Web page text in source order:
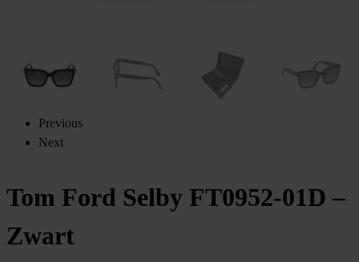
Previous
Next
Tom Ford Selby FT0952-01D –
Zwart